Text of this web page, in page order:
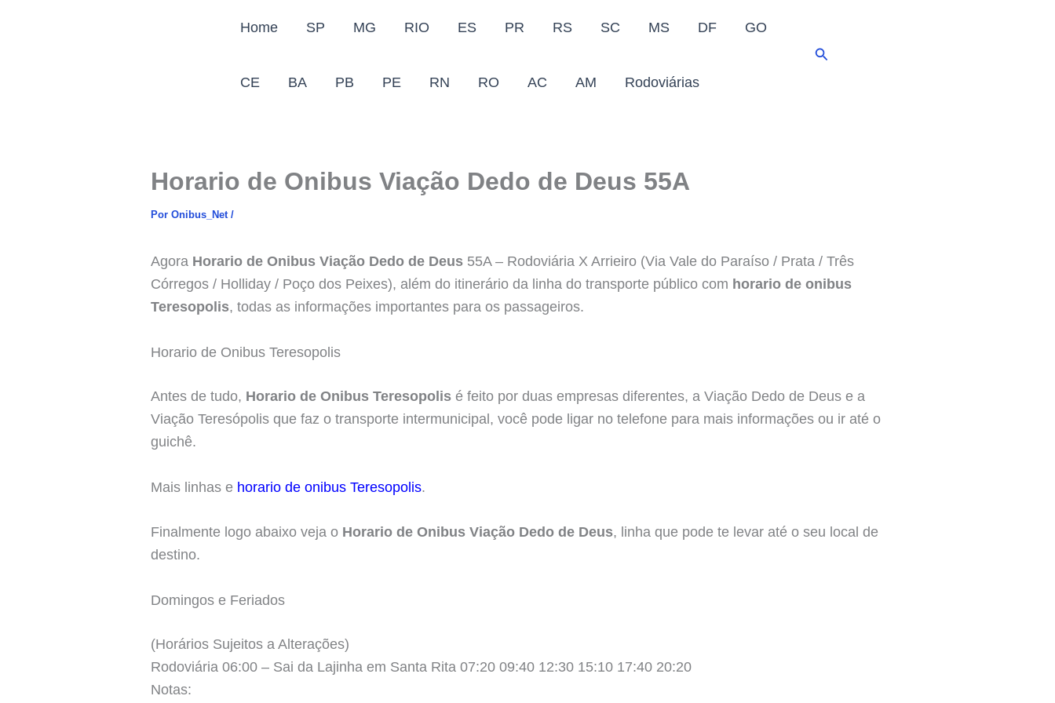
Home SP MG RIO ES PR RS SC MS DF GO
CE BA PB PE RN RO AC AM Rodoviárias
Pesquisar
Horario de Onibus Viação Dedo de Deus 55A
Por Onibus_Net /
Agora Horario de Onibus Viação Dedo de Deus 55A – Rodoviária X Arrieiro (Via Vale do Paraíso / Prata / Três
Córregos / Holliday / Poço dos Peixes), além do itinerário da linha do transporte público com horario de onibus
Teresopolis, todas as informações importantes para os passageiros.
Horario de Onibus Teresopolis
Antes de tudo, Horario de Onibus Teresopolis é feito por duas empresas diferentes, a Viação Dedo de Deus e a
Viação Teresópolis que faz o transporte intermunicipal, você pode ligar no telefone para mais informações ou ir até o
guichê.
Mais linhas e horario de onibus Teresopolis.
Finalmente logo abaixo veja o Horario de Onibus Viação Dedo de Deus, linha que pode te levar até o seu local de
destino.
Domingos e Feriados
(Horários Sujeitos a Alterações)
Rodoviária 06:00 – Sai da Lajinha em Santa Rita 07:20 09:40 12:30 15:10 17:40 20:20
Notas: